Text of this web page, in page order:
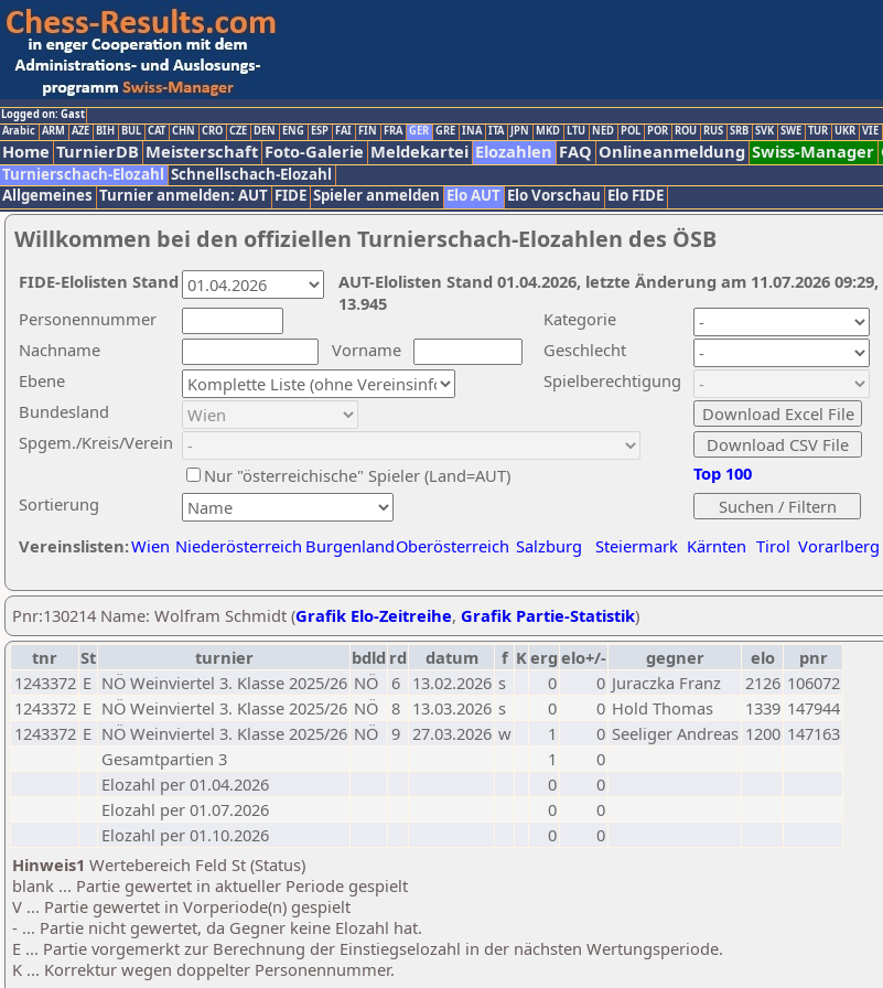
Logged on: Gast
Arabic ARM AZE BIH BUL CAT CHN CRO CZE DEN ENG ESP FAI FIN FRA GER GRE INA ITA JPN MKD LTU NED POL POR ROU RUS SRB SVK SWE TUR UKR VIE
Home TurnierDB Meisterschaft Foto-Galerie Meldekartei Elozahlen FAQ Onlineanmeldung Swiss-Manager
Turnierschach-Elozahl Schnellschach-Elozahl
Allgemeines Turnier anmelden: AUT FIDE Spieler anmelden Elo AUT Elo Vorschau Elo FIDE
Willkommen bei den offiziellen Turnierschach-Elozahlen des ÖSB
Nachname
Vorname
Ebene
Kategorie
Sortierung
Personennummer
Bundesland
Spgem./Kreis/Verein
Geschlecht
Nur "österreichische" Spieler (Land=AUT)
Spielberechtigung
Vereinslisten:Wien Niederösterreich BurgenlandOberösterreich Salzburg Steiermark Kärnten Tirol Vorarlberg
Top 100
AUT-Elolisten Stand 01.04.2026, letzte Änderung am 11.07.2026
13.945
FIDE-Elolisten Stand
Pnr:130214 Name: Wolfram Schmidt (Grafik Elo-Zeitreihe, Grafik Partie-Statistik)
tnr
St turnier bdld rd datum f Kerg elo+/- gegner elo
pnr
1243372 E NÖ Weinviertel 3. Klasse 2025/26 NÖ 6 13.02.2026 s 0 0 Juraczka Franz 2126 106072
1243372 E NÖ Weinviertel 3. Klasse 2025/26 NÖ 8 13.03.2026 s 0 0 Hold Thomas 1339 147944
1243372 E NÖ Weinviertel 3. Klasse 2025/26 NÖ 9 27.03.2026 w 1 0 Seeliger Andreas 1200 147163
Gesamtpartien 3
1
0
Elozahl per 01.04.2026
0
0
Elozahl per 01.07.2026
0
0
Elozahl per 01.10.2026
0
0
Hinweis1 Wertebereich Feld St (Status)
blank ... Partie gewertet in aktueller Periode gespielt
V ... Partie gewertet in Vorperiode(n) gespielt
- ... Partie nicht gewertet, da Gegner keine Elozahl hat.
E ... Partie vorgemerkt zur Berechnung der Einstiegselozahl in der nächsten Wertungsperiode.
K ... Korrektur wegen doppelter Personennummer.